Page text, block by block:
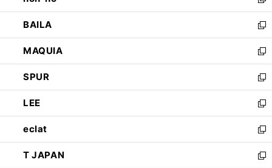
開
く
ウ
ィ
ン
ド
ウ
で
開
く
し
い
ウ
ィ
ン
ド
ウ
で
開
く
BAILA
新
し
い
ウ
ィ
ン
ド
ウ
で
開
く
MAQUIA
新
し
い
ウ
ィ
ン
ド
ウ
で
SPUR
新
し
い
ウ
ィ
ン
ド
LEE
新
し
い
ウ
ィ
eclat
新
し
い
T JAPAN
新